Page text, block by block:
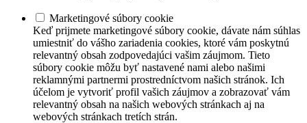
Marketingové súbory cookie
Keď prijmete marketingové súbory cookie, dávate nám súhlas
umiestniť do vášho zariadenia cookies, ktoré vám poskytnú
relevantný obsah zodpovedajúci vašim záujmom. Tieto
súbory cookie môžu byť nastavené nami alebo našimi
reklamnými partnermi prostredníctvom našich stránok. Ich
účelom je vytvoriť profil vašich záujmov a zobrazovať vám
relevantný obsah na našich webových stránkach aj na
webových stránkach tretích strán.